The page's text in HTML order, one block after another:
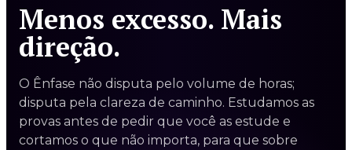
Menos excesso. Mais
direção.
O Ênfase não disputa pelo volume de horas;
disputa pela clareza de caminho. Estudamos as
provas antes de pedir que você as estude e
cortamos o que não importa, para que sobre